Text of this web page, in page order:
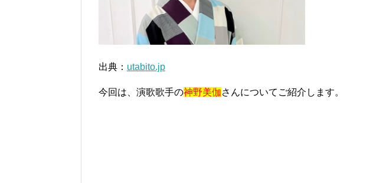
出典： utabito.jp
今回は、演歌歌手の神野美伽さんについてご紹介します。